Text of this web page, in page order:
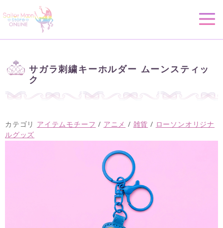
サガラ刺繍キーホルダー ムーンスティッ
ク
カテゴリ アイテムモチーフ / アニメ / 雑貨 / ローソンオリジナ
ルグッズ